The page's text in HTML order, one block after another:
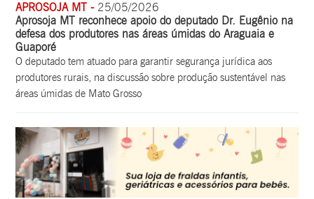
APROSOJA MT -25/05/2026
Aprosoja MT reconhece apoio do deputado Dr. Eugênio na
defesa dos produtores nas áreas úmidas do Araguaia e
Guaporé
O deputado tem atuado para garantir segurança jurídica aos
produtores rurais, na discussão sobre produção sustentável nas
áreas úmidas de Mato Grosso